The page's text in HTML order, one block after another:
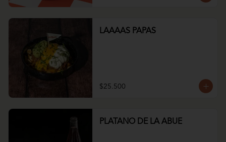
LAAAAS PAPAS
$25.500
PLATANO DE LA ABUE